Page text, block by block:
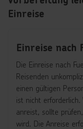
Einreise
Einreise nach
Die Einreise nach
Reisenden
einen gültigen
ist nicht
anreist, sollte
wird. Die Anreise